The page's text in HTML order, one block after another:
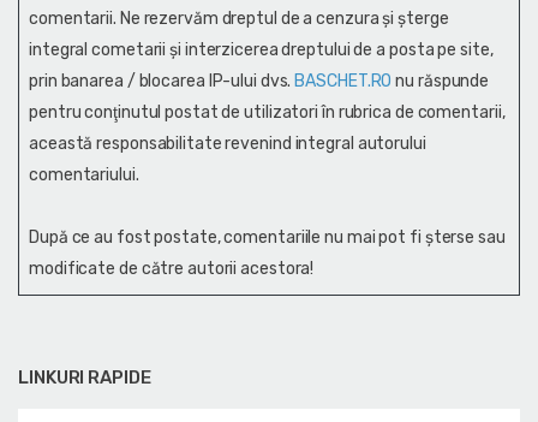
LINKURI RAPIDE
comentarii. Ne rezervăm dreptul de a cenzura și şterge
integral cometarii și interzicerea dreptului de a posta pe site,
prin banarea / blocarea IP-ului dvs. BASCHET.RO nu răspunde
pentru conţinutul postat de utilizatori în rubrica de comentarii,
această responsabilitate revenind integral autorului
comentariului.
După ce au fost postate, comentariile nu mai pot fi șterse sau
modificate de către autorii acestora!